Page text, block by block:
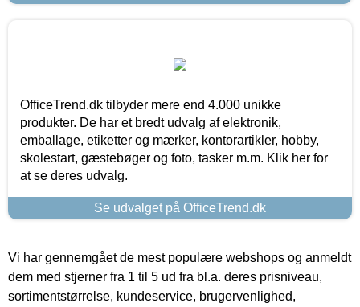
OfficeTrend.dk tilbyder mere end 4.000 unikke
produkter. De har et bredt udvalg af elektronik,
emballage, etiketter og mærker, kontorartikler, hobby,
skolestart, gæstebøger og foto, tasker m.m. Klik her for
at se deres udvalg.
Se udvalget på OfficeTrend.dk
Vi har gennemgået de mest populære webshops og anmeldt
dem med stjerner fra 1 til 5 ud fra bl.a. deres prisniveau,
sortimentstørrelse, kundeservice, brugervenlighed,